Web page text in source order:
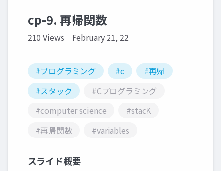
cp-9. 再帰関数
210 Views February 21, 22
#プログラミング #c
#再帰
#スタック
#Cプログラミング
#computer science
#stacK
#再帰関数
#variables
スライド概要